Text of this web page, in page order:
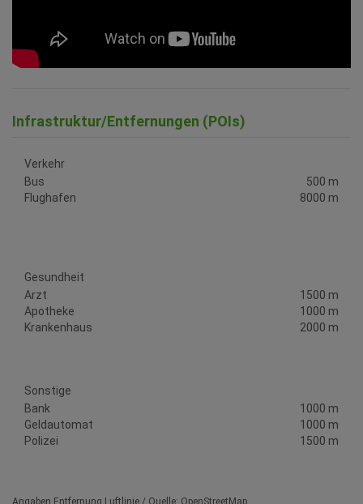
Infrastruktur/Entfernungen (POIs)
Verkehr
Bus
500 m
Flughafen
8000 m
Gesundheit
Arzt
1500 m
Apotheke
1000 m
Krankenhaus
2000 m
Sonstige
Bank
1000 m
Geldautomat
1000 m
Polizei
1500 m